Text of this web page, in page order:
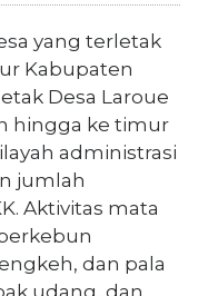
yang terletak
Kabupaten
Desa Laroue
hingga ke timur
administrasi
jumlah
Aktivitas mata
dan pala